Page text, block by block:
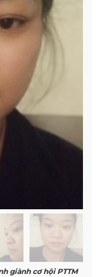
giành cơ hội PTTM